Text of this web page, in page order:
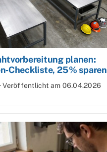
planen:
25 % sparen
·Veröffentlicht am 06.04.2026